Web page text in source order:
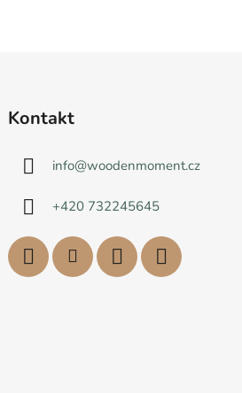
Kontakt
info@woodenmoment.cz
+420 732245645